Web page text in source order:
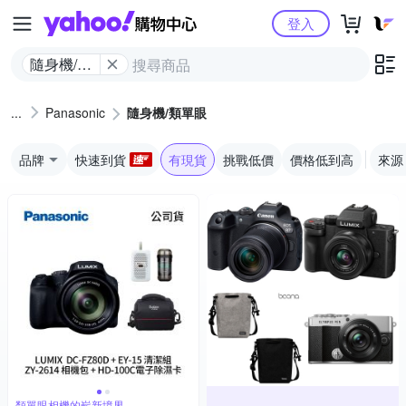
Yahoo購物中心
隨身機/類
登入
Panasonic 隨身機/類單眼
品牌 快速到貨 有現貨 挑戰低價 價格低到高 來源